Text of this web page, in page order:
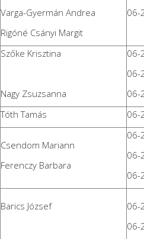
Varga-Gyermán Andrea
Rigóné Csányi Margit
06-
Szőke Krisztina
Nagy Zsuzsanna
06-
06-
06-
Tóth Tamás 06-
Csendom Mariann
Ferenczy Barbara
06-
06-
06-
Barics József
06-
06-